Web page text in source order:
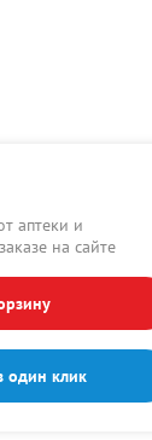
аптеки и
на сайте
один клик